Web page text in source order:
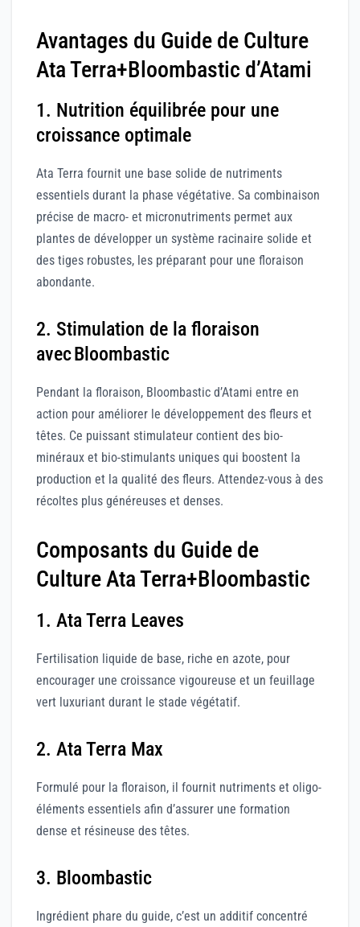
Avantages du Guide de Culture
Ata Terra+Bloombastic d’Atami
1. Nutrition équilibrée pour une
croissance optimale
Ata Terra fournit une base solide de nutriments
essentiels durant la phase végétative. Sa combinaison
précise de macro- et micronutriments permet aux
plantes de développer un système racinaire solide et
des tiges robustes, les préparant pour une floraison
abondante.
2. Stimulation de la floraison
avec Bloombastic
Pendant la floraison, Bloombastic d’Atami entre en
action pour améliorer le développement des fleurs et
têtes. Ce puissant stimulateur contient des bio-
minéraux et bio-stimulants uniques qui boostent la
production et la qualité des fleurs. Attendez-vous à des
récoltes plus généreuses et denses.
Composants du Guide de
Culture Ata Terra+Bloombastic
1. Ata Terra Leaves
Fertilisation liquide de base, riche en azote, pour
encourager une croissance vigoureuse et un feuillage
vert luxuriant durant le stade végétatif.
2. Ata Terra Max
Formulé pour la floraison, il fournit nutriments et oligo-
éléments essentiels afin d’assurer une formation
dense et résineuse des têtes.
3. Bloombastic
Ingrédient phare du guide, c’est un additif concentré